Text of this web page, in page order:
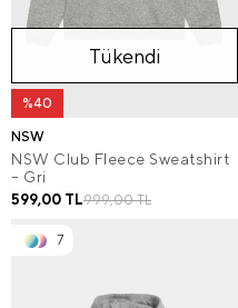
%40
Tükendi
NSW
NSW Club Fleece Sweatshirt
– Gri
999,00 TL
599,00 TL
7